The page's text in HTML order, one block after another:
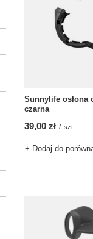
Sunnylife osłona
czarna
39,00 zł / szt.
+ Dodaj do